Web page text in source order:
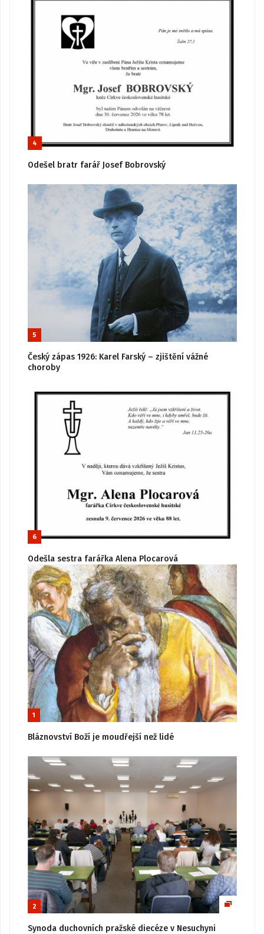
4
Odešel bratr farář Josef Bobrovský
5
Český zápas 1926: Karel Farský – zjištění vážné
choroby
6
Odešla sestra farářka Alena Plocarová
1
Bláznovství Boží je moudřejší než lidé
2
Synoda duchovních pražské diecéze v Nesuchyni